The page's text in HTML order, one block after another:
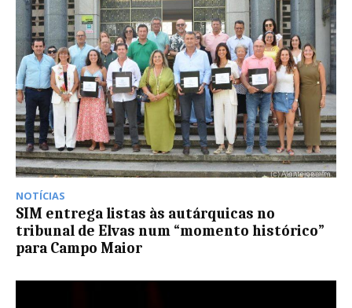
NOTÍCIAS
SIM entrega listas às autárquicas no
tribunal de Elvas num “momento histórico”
para Campo Maior